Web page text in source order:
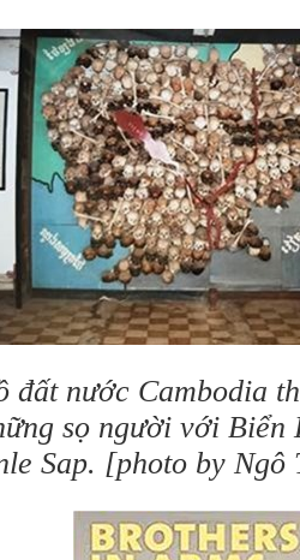
đất nước Cambodia
sọ người với Biển
Sap. [photo by Ngô